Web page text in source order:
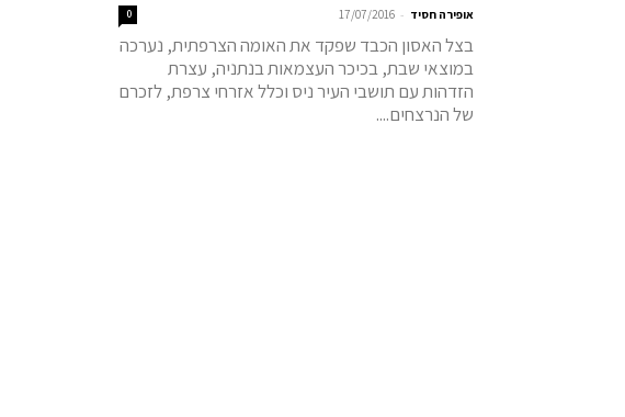
אופירה חסיד -
17/07/2016
0
בצל האסון הכבד שפקד את האומה הצרפתית, נערכה
במוצאי שבת, בכיכר העצמאות בנתניה, עצרת
הזדהות עם תושבי העיר ניס וכלל אזרחי צרפת, לזכרם
של הנרצחים....